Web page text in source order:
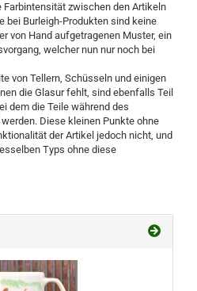
zwischen den Artikeln
bei Burleigh-Produkten sind keine
von Hand aufgetragenen Muster, ein
welcher nun nur noch bei
von Tellern, Schüsseln und einigen
die Glasur fehlt, sind ebenfalls Teil
dem die Teile während des
Diese kleinen Punkte ohne
der Artikel jedoch nicht, und
Typs ohne diese